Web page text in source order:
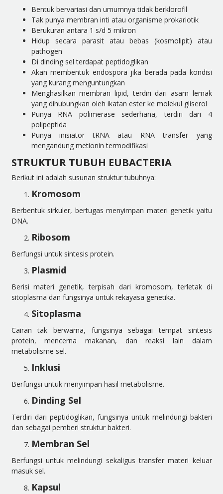
Bentuk bervariasi dan umumnya tidak berklorofil
Tak punya membran inti atau organisme prokariotik
Berukuran antara 1 s/d 5 mikron
Hidup secara parasit atau bebas (kosmolipit) atau
pathogen
Di dinding sel terdapat peptidoglikan
Akan membentuk endospora jika berada pada kondisi
yang kurang menguntungkan
Menghasilkan membran lipid, terdiri dari asam lemak
yang dihubungkan oleh ikatan ester ke molekul gliserol
Punya RNA polimerase sederhana, terdiri dari 4
polipeptida
Punya inisiator tRNA atau RNA transfer yang
mengandung metionin termodifikasi
STRUKTUR TUBUH EUBACTERIA
Berikut ini adalah susunan struktur tubuhnya:
Kromosom
Berbentuk sirkuler, bertugas menyimpan materi genetik yaitu
DNA.
Ribosom
Berfungsi untuk sintesis protein.
Plasmid
Berisi materi genetik, terpisah dari kromosom, terletak di
sitoplasma dan fungsinya untuk rekayasa genetika.
Sitoplasma
Cairan tak berwarna, fungsinya sebagai tempat sintesis
protein, mencerna makanan, dan reaksi lain dalam
metabolisme sel.
Inklusi
Berfungsi untuk menyimpan hasil metabolisme.
Dinding Sel
Terdiri dari peptidoglikan, fungsinya untuk melindungi bakteri
dan sebagai pemberi struktur bakteri.
Membran Sel
Berfungsi untuk melindungi sekaligus transfer materi keluar
masuk sel.
Kapsul